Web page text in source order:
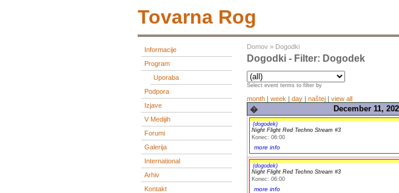
Tovarna Rog
Informacije
Program
Uporaba
Podpora
Izjave
V Medijih
Forumi
Galerija
International
Arhiv
Kontakt
Domov » Dogodki
Dogodki - Filter: Dogodek
Select event terms to filter by
month | week | day | naštej | view all
� December 11,
(dogodek)
Night Flight Red Techno Stream #3
Konec: 06:00
more info
(dogodek)
Night Flight Red Techno Stream #3
Konec: 06:00
more info